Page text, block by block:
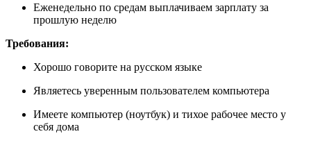
Еженедельно по средам выплачиваем зарплату за
прошлую неделю
Требования:
Хорошо говорите на русском языке
Являетесь уверенным пользователем компьютера
Имеете компьютер (ноутбук) и тихое рабочее место у
себя дома